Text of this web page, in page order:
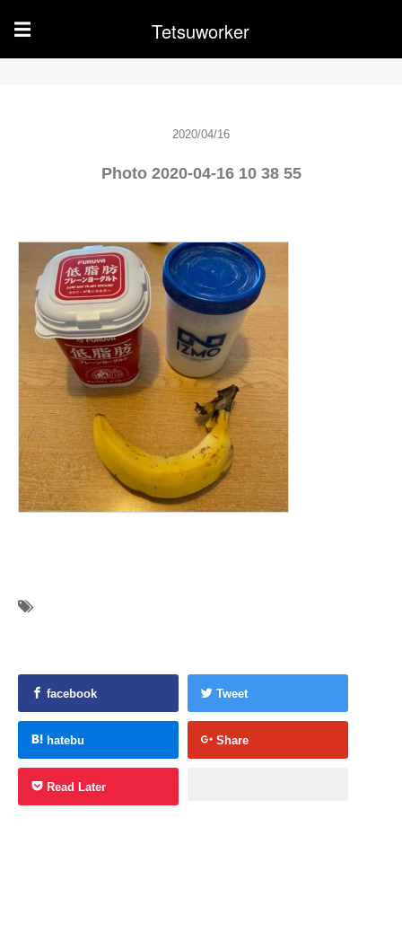
☰ Tetsuworker
2020/04/16
Photo 2020-04-16 10 38 55
facebook Tweet
hatebu Share
Read Later